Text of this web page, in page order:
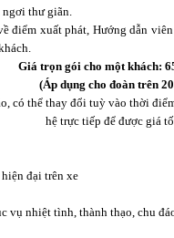
nhiệm khi Quý khách giao dịch với
ngơi thư giãn.
điểm xuất phát, Hướng dẫn
Giá trọn gói cho một khách:
(Áp dụng cho đoàn trên
có thể thay đổi tuỳ vào thời
hệ trực tiếp để được giá
đại trên xe
vụ nhiệt tình, thành thạo, chu